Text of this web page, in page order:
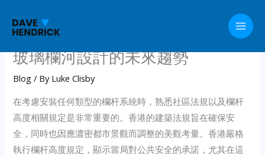
content
玻璃欄河設計的未來趨勢
Blog / By Luke Clisby
在考慮安裝任何類型的欄杆系統時，熟悉社區法規以及欄杆
高度相關規定是非常重要的。香港的建築法規旨在確保安
全，同時也因應濃密都市景觀而調整的美觀考量。香港嚴格
執行欄杆高度規定，顯示當局對公共安全的承諾，尤其在這